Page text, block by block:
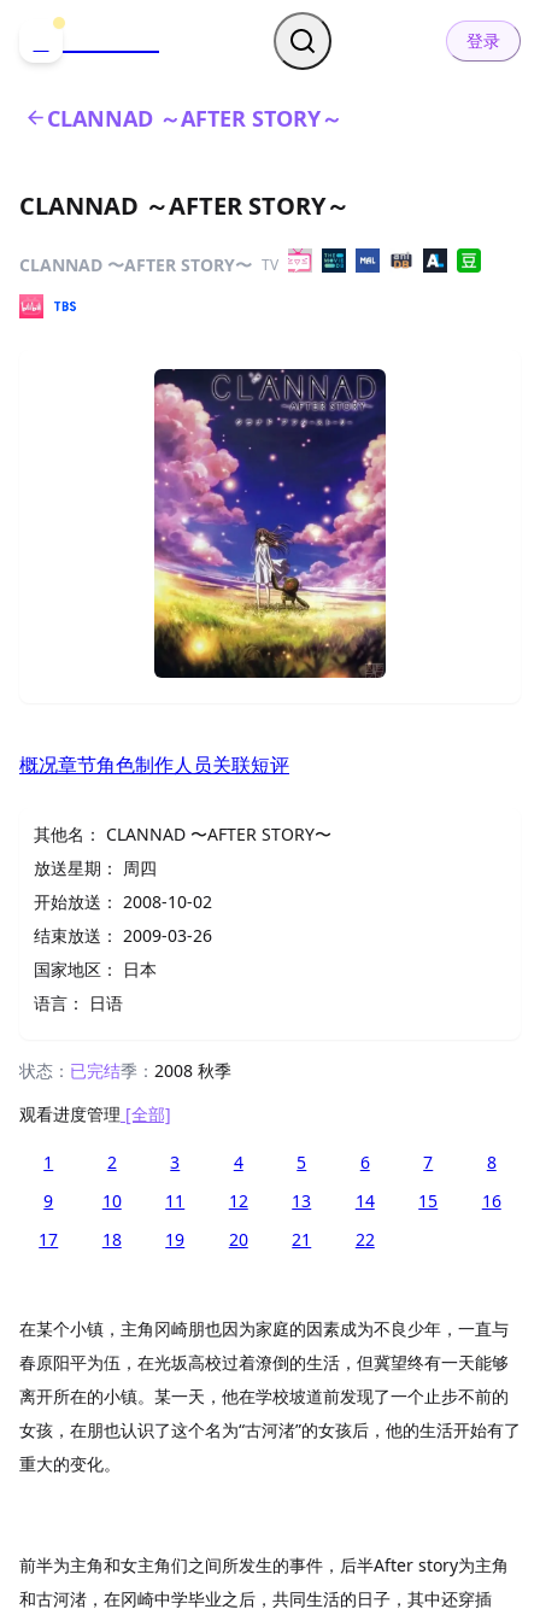
登录
CLANNAD ～AFTER STORY～
CLANNAD ～AFTER STORY～
CLANNAD 〜AFTER STORY〜 TV
概况章节角色制作人员关联短评
其他名： CLANNAD 〜AFTER STORY〜
放送星期： 周四
开始放送： 2008-10-02
结束放送： 2009-03-26
国家地区：
日本
语言：
日语
状态： 已完结季： 2008 秋季
观看进度管理 [全部]
1 2 3 4 5 6 7
8
9
10 11 12 13 14 15
16
17
18 19 20 21 22
在某个小镇，主角冈崎朋也因为家庭的因素成为不良少年，一直与
春原阳平为伍，在光坂高校过着潦倒的生活，但冀望终有一天能够
离开所在的小镇。某一天，他在学校坡道前发现了一个止步不前的
女孩，在朋也认识了这个名为“古河渚”的女孩后，他的生活开始有了
重大的变化。
前半为主角和女主角们之间所发生的事件，后半After story为主角
和古河渚，在冈崎中学毕业之后，共同生活的日子，其中还穿插